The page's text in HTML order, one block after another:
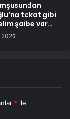
tokat gibi
şaibe var…
2026
* ile